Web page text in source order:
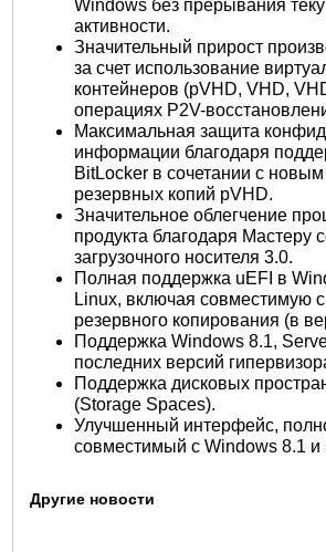
Windows без прерывания
активности.
Значительный прирост
за счет использование
контейнеров (pVHD, VHD,
операциях P2V-
Максимальная защита
информации благодаря
BitLocker в сочетании с
резервных копий pVHD.
Значительное облегчение
продукта благодаря Мастеру
загрузочного носителя 3.0.
Полная поддержка uEFI в
Linux, включая совместимую
резервного копирования (в
Поддержка Windows 8.1,
последних версий
Поддержка дисковых
(Storage Spaces).
Улучшенный интерфейс,
совместимый с Windows 8.1 и
Другие новости